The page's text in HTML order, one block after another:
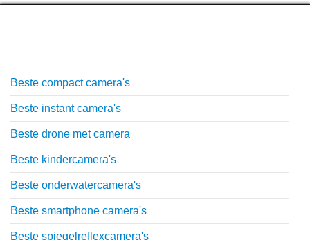
Beste compact camera's
Beste instant camera's
Beste drone met camera
Beste kindercamera's
Beste onderwatercamera's
Beste smartphone camera's
Beste spiegelreflexcamera's